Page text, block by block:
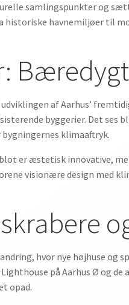
samlingspunkter og
havnemiljøer til
af Aarhus’
byggerier. Det
klimaaftryk.
er æstetisk innovative,
visionære design med
hvor nye højhuse
på Aarhus Ø og
opad.